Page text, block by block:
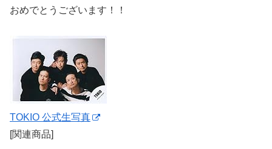
おめでとうございます！！
TOKIO 公式生写真
[関連商品]